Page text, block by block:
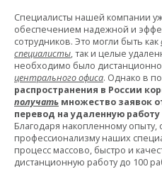
Специалисты нашей компании
обеспечением надежной и
сотрудников. Это могли быть как
специалисты, так и целые
необходимо было
центрального офиса. Однако в
распространения в России
получать множество заявок
перевод на удаленную
Благодаря накопленному
профессионализму наших
процесс массово, быстро и
дистанционную работу до 100